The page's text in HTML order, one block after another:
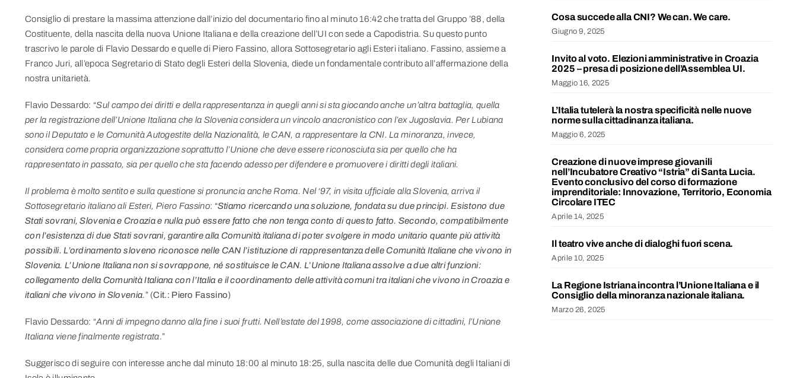
Consiglio di prestare la massima attenzione dall’inizio del documentario fino al minuto 16:42 che tratta del Gruppo ’88, della
Costituente, della nascita della nuova Unione Italiana e della creazione dell’UI con sede a Capodistria. Su questo punto
trascrivo le parole di Flavio Dessardo e quelle di Piero Fassino, allora Sottosegretario agli Esteri italiano. Fassino, assieme a
Franco Juri, all’epoca Segretario di Stato degli Esteri della Slovenia, diede un fondamentale contributo all’affermazione della
nostra unitarietà.
Flavio Dessardo: “Sul campo dei diritti e della rappresentanza in quegli anni si sta giocando anche un’altra battaglia, quella
per la registrazione dell’Unione Italiana che la Slovenia considera un vincolo anacronistico con l’ex Jugoslavia. Per Lubiana
sono il Deputato e le Comunità Autogestite della Nazionalità, le CAN, a rappresentare la CNI. La minoranza, invece,
considera come propria organizzazione soprattutto l’Unione che deve essere riconosciuta sia per quello che ha
rappresentato in passato, sia per quello che sta facendo adesso per difendere e promuovere i diritti degli italiani.
Il problema è molto sentito e sulla questione si pronuncia anche Roma. Nel ‘97, in visita ufficiale alla Slovenia, arriva il
Sottosegretario italiano ali Esteri, Piero Fassino: “Stiamo ricercando una soluzione, fondata su due principi. Esistono due
Stati sovrani, Slovenia e Croazia e nulla può essere fatto che non tenga conto di questo fatto. Secondo, compatibilmente
con l’esistenza di due Stati sovrani, garantire alla Comunità italiana di poter svolgere in modo unitario quante più attività
possibili. L’ordinamento sloveno riconosce nelle CAN l’istituzione di rappresentanza delle Comunità Italiane che vivono in
Slovenia. L’Unione Italiana non si sovrappone, né sostituisce le CAN. L’Unione Italiana assolve a due altri funzioni:
collegamento della Comunità Italiana con l’Italia e il coordinamento delle attività comuni tra italiani che vivono in Croazia e
italiani che vivono in Slovenia.” (Cit.: Piero Fassino)
Flavio Dessardo: “Anni di impegno danno alla fine i suoi frutti. Nell’estate del 1998, come associazione di cittadini, l’Unione
Italiana viene finalmente registrata.”
Suggerisco di seguire con interesse anche dal minuto 18:00 al minuto 18:25, sulla nascita delle due Comunità degli Italiani di
Cosa succede alla CNI? We can. We care.
Giugno 9, 2025
Invito al voto. Elezioni amministrative in Croazia
2025 – presa di posizione dell’Assemblea UI.
Maggio 16, 2025
L’Italia tutelerà la nostra specificità nelle nuove
norme sulla cittadinanza italiana.
Maggio 6, 2025
Creazione di nuove imprese giovanili
nell’Incubatore Creativo “Istria” di Santa Lucia.
Evento conclusivo del corso di formazione
imprenditoriale: Innovazione, Territorio, Economia
Circolare ITEC
Aprile 14, 2025
Il teatro vive anche di dialoghi fuori scena.
Aprile 10, 2025
La Regione Istriana incontra l’Unione Italiana e il
Consiglio della minoranza nazionale italiana.
Marzo 26, 2025